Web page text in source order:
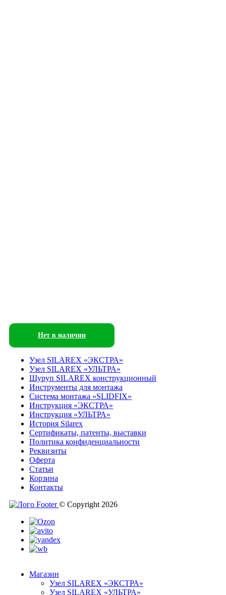
Нет в наличии
Узел SILAREX «ЭКСТРА»
Узел SILAREX «УЛЬТРА»
Шуруп SILAREX конструкционный
Инструменты для монтажа
Система монтажа «SLIDFIX»
Инструкция «ЭКСТРА»
Инструкция «УЛЬТРА»
История Silarex
Сертификаты, патенты, выставки
Политика конфиденциальности
Реквизиты
Оферта
Статьи
Корзина
Контакты
© Copyright 2026
Магазин
Узел SILAREX «ЭКСТРА»
Узел SILAREX «УЛЬТРА»